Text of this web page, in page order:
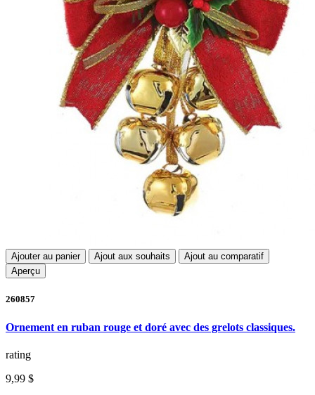
Ajouter au panier Ajout aux souhaits
Ajout au comparatif
Aperçu
260857
Ornement en ruban rouge et doré avec des grelots classiques.
rating
9,99 $